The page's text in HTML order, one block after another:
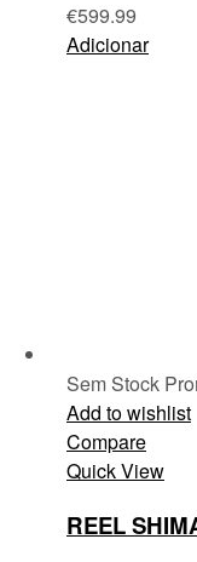
€599.99
Adicionar
Sem Stock
Add to wishlist
Compare
Quick View
REEL